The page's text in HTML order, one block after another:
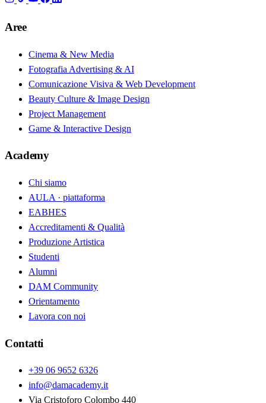
Aree
Cinema & New Media
Fotografia Advertising & AI
Comunicazione Visiva & Web Development
Beauty Culture & Image Design
Project Management
Game & Interactive Design
Academy
Chi siamo
AULA · piattaforma
EABHES
Accreditamenti & Qualità
Produzione Artistica
Studenti
Alumni
DAM Community
Orientamento
Lavora con noi
Contatti
+39 06 9652 6326
info@damacademy.it
Via Cristoforo Colombo 440